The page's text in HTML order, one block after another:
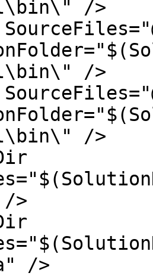
/>
/>
/>
>
/>